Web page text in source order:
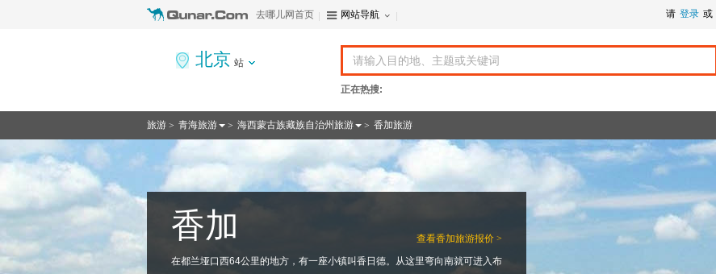
请 登录 或
去哪儿网首页 网站导航
北京 站
正在热搜:
旅游 > 青海旅游 > 海西蒙古族藏族自治州旅游 > 香加旅游
查看香加旅游报价 >
香加
在都兰垭口西64公里的地方，有一座小镇叫香日德。从这里弯向南就可进入布